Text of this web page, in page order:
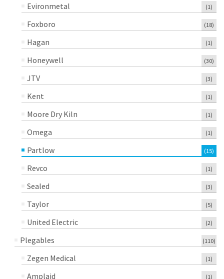
Evironmetal (1)
Foxboro (18)
Hagan (1)
Honeywell (30)
JTV (3)
Kent (1)
Moore Dry Kiln (1)
Omega (1)
Partlow (15)
Revco (1)
Sealed (3)
Taylor (5)
United Electric (2)
Plegables (110)
Zegen Medical (1)
Amplaid (1)